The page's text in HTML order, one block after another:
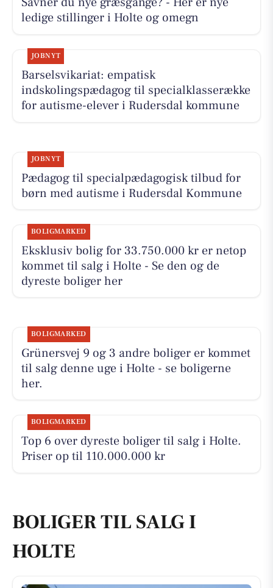
ledige stillinger i Holte og omegn
JOBNYT
Barselsvikariat: empatisk
indskolingspædagog til specialklasserække
for autisme-elever i Rudersdal kommune
JOBNYT
Pædagog til specialpædagogisk tilbud for
børn med autisme i Rudersdal Kommune
BOLIGMARKED
Eksklusiv bolig for 33.750.000 kr er netop
kommet til salg i Holte - Se den og de
dyreste boliger her
BOLIGMARKED
Grünersvej 9 og 3 andre boliger er kommet
til salg denne uge i Holte - se boligerne
her.
BOLIGMARKED
Top 6 over dyreste boliger til salg i Holte.
Priser op til 110.000.000 kr
BOLIGER TIL SALG I
HOLTE